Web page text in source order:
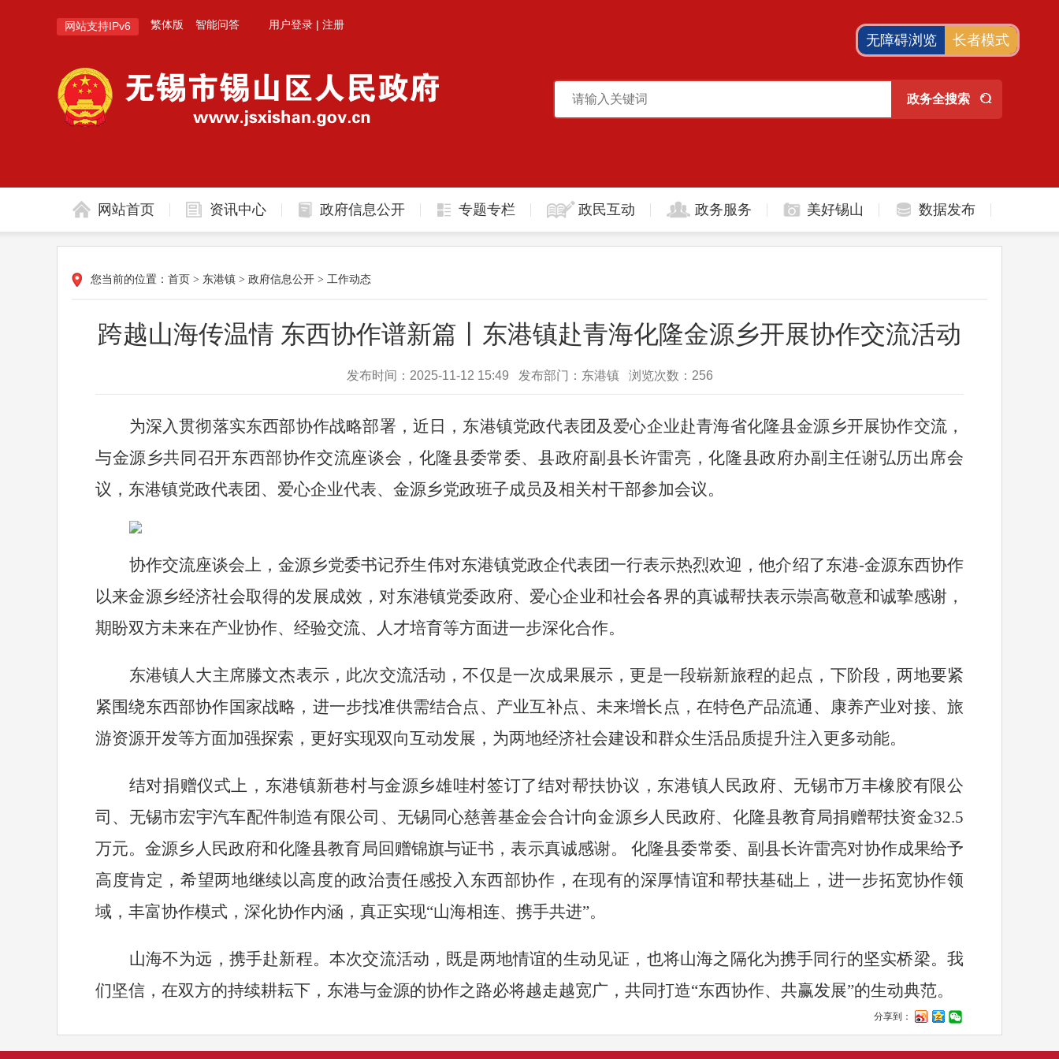
网站支持IPv6 繁体版 智能问答 用户登录 | 注册
网站首页 资讯中心 政府信息公开 专题专栏 政民互动 政务服务 美好锡山 数据发布
您当前的位置： 首页 > 东港镇 > 政府信息公开 > 工作动态
跨越山海传温情 东西协作谱新篇丨东港镇赴青海化隆金源乡开展协作交流活动
发布时间：2025-11-12 15:49 发布部门：东港镇 浏览次数： 256
为深入贯彻落实东西部协作战略部署，近日，东港镇党政代表团及爱心企业赴青海省化隆县金源乡开展协作交流，
与金源乡共同召开东西部协作交流座谈会，化隆县委常委、县政府副县长许雷亮，化隆县政府办副主任谢弘历出席会
议，东港镇党政代表团、爱心企业代表、金源乡党政班子成员及相关村干部参加会议。
协作交流座谈会上，金源乡党委书记乔生伟对东港镇党政企代表团一行表示热烈欢迎，他介绍了东港-金源东西协作
以来金源乡经济社会取得的发展成效，对东港镇党委政府、爱心企业和社会各界的真诚帮扶表示崇高敬意和诚挚感谢，
期盼双方未来在产业协作、经验交流、人才培育等方面进一步深化合作。
东港镇人大主席滕文杰表示，此次交流活动，不仅是一次成果展示，更是一段崭新旅程的起点，下阶段，两地要紧
紧围绕东西部协作国家战略，进一步找准供需结合点、产业互补点、未来增长点，在特色产品流通、康养产业对接、旅
游资源开发等方面加强探索，更好实现双向互动发展，为两地经济社会建设和群众生活品质提升注入更多动能。
结对捐赠仪式上，东港镇新巷村与金源乡雄哇村签订了结对帮扶协议，东港镇人民政府、无锡市万丰橡胶有限公
司、无锡市宏宇汽车配件制造有限公司、无锡同心慈善基金会合计向金源乡人民政府、化隆县教育局捐赠帮扶资金32.5
万元。金源乡人民政府和化隆县教育局回赠锦旗与证书，表示真诚感谢。 化隆县委常委、副县长许雷亮对协作成果给予
高度肯定，希望两地继续以高度的政治责任感投入东西部协作，在现有的深厚情谊和帮扶基础上，进一步拓宽协作领
域，丰富协作模式，深化协作内涵，真正实现“山海相连、携手共进”。
山海不为远，携手赴新程。本次交流活动，既是两地情谊的生动见证，也将山海之隔化为携手同行的坚实桥梁。我
们坚信，在双方的持续耕耘下，东港与金源的协作之路必将越走越宽广，共同打造“东西协作、共赢发展”的生动典范。
分享到：
无障碍浏览 长者模式